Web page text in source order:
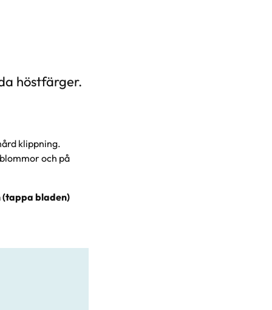
höstfärger.
klippning.
och på
(tappa bladen)